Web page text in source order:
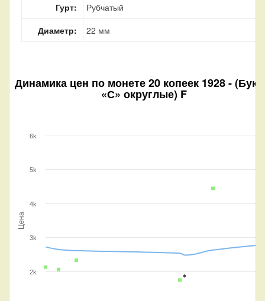
Гурт:
Рубчатый
Диаметр:
22 мм
Динамика цен по монете20 копеек 1928 -
«С» округлые) F
Цена
2k
3k
4k
5k
6k